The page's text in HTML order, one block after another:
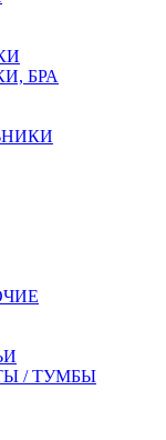
БРА
/ ТУМБЫ